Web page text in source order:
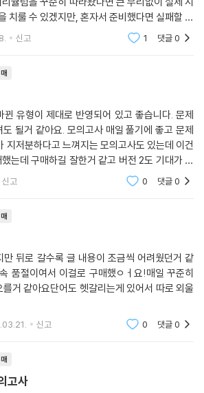
치룰 수 있겠지만, 혼자서 준비했다면 실패할 가
생각입니다. 저 역시도 모든 커리큘럼을 함께
신고 1 댓글0
유형이 제대로 반영되어 있고 좋습니다. 문제
될거 같아요. 모의고사 매일 풀기에 좋고 문제
지저분하다고 느껴지는 모의고사도 있는데 이건
는데 구매하길 잘한거 같고 버전 2도 기대가 되
신고 0 댓글0
만 뒤로 갈수록 글 내용이 조금씩 어려웠던거 같
품절이여서 이걸로 구매했ㅇㅓ요!매일 꾸준히
거 같아요단어도 헷갈리는게 있어서 따로 외울
신고 0 댓글0
고사